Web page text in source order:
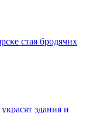
стая бродячих
здания и